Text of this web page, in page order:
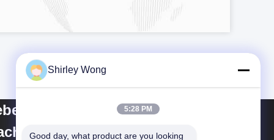
Keluo Construction
Co., Ltd.
Shirley Wong
5:28 PM
Good day, what product are you looking